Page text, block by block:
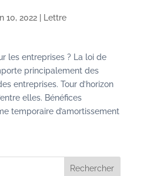
10, 2022|
Lettre
les entreprises ? La loi de
principalement des
entreprises. Tour d’horizon
elles. Bénéfices
temporaire d’amortissement